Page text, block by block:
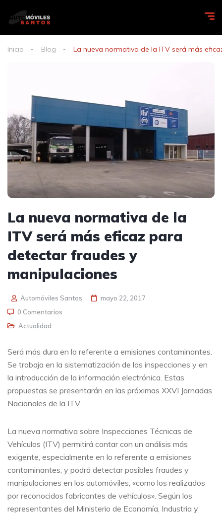
Inicio Blog La nueva normativa de la ITV será más
La nueva normativa de la
ITV será más eficaz para
detectar fraudes y
manipulaciones
Automóviles Santos
mayo 22, 2017
0 Comentarios
Actualidad
Será más dura en lo referente a emisiones contaminantes.
Se trabaja en la sistematización de las inspecciones y en
la introducción de la información electrónica. Estas
propuestas se presentarán en las próximas XXVI Jornadas
Nacionales de la ITV.
La nueva normativa sobre Inspecciones Técnicas de
Vehículos (ITV) permitirá contar con un análisis más
exigente, especialmente en lo referente a emisiones
contaminantes, y podrá detectar posibles fraudes y
manipulaciones en los automóviles, «como los realizados
por reconocidos fabricantes de vehículos». Según los
representantes del Ministerio de Economía, Industria y